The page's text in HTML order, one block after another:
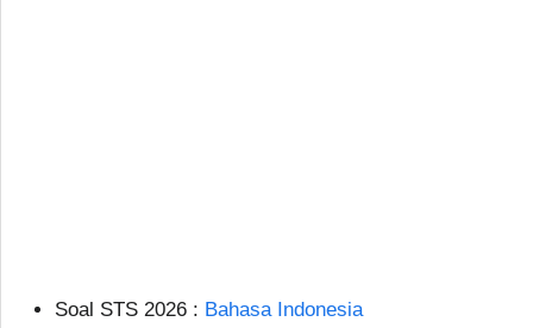
Soal STS 2026 : Bahasa Indonesia